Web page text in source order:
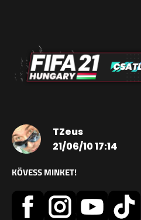
TZeus
21/06/10 17:14
KÖVESS MINKET!